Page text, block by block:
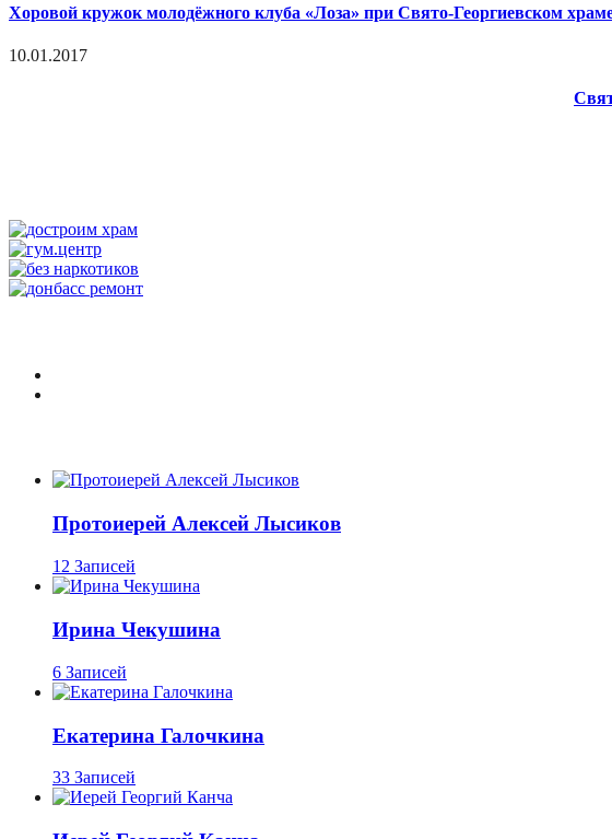
Хоровой кружок молодёжного клуба «Лоза» при Свято-Георгиевском
10.01.2017
Протоиерей Алексей Лысиков
12 Записей
Ирина Чекушина
6 Записей
Екатерина Галочкина
33 Записей